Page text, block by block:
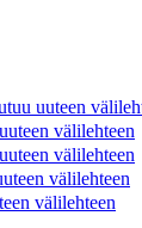
uuteen
välilehteen
välilehteen
välilehteen
välilehteen